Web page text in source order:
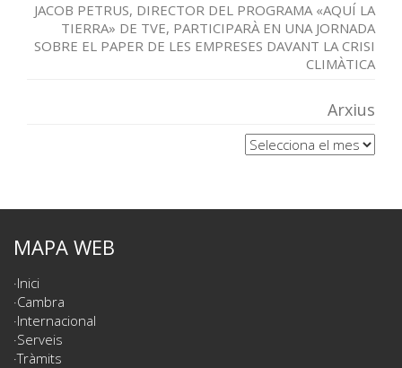
JACOB PETRUS, DIRECTOR DEL PROGRAMA «AQUÍ LA
TIERRA» DE TVE, PARTICIPARÀ EN UNA JORNADA
SOBRE EL PAPER DE LES EMPRESES DAVANT LA CRISI
CLIMÀTICA
Arxius
Arxius
MAPA WEB
Inici
Cambra
Internacional
Serveis
Tràmits